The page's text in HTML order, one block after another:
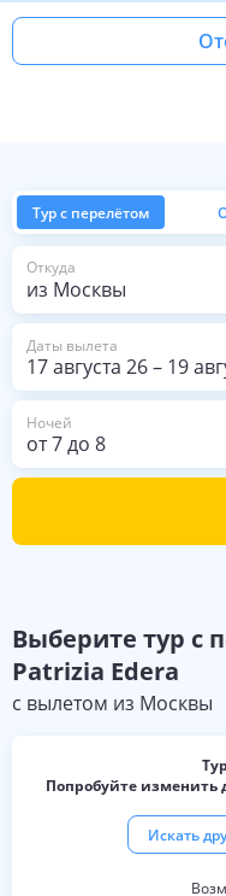
Тур с перелётом
Откуда
из Москвы
Даты вылета
17 августа 26– 19
Ночей
от7до 8
Выберите тур с
Patrizia Edera
с вылетом из Москвы
Попробуйте изменить
Искать